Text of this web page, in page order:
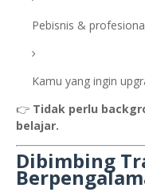
Pebisnis &
Kamu yang ingin
👉 Tidak perlu
belajar.
Dibimbing